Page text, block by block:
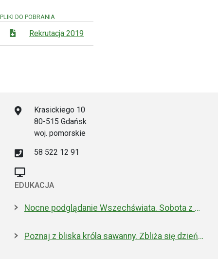
PLIKI DO POBRANIA
Rekrutacja 2019
Krasickiego 10
80-515 Gdańsk
woj. pomorskie
58 522 12 91
EDUKACJA
Nocne podglądanie Wszechświata. Sobota z Perseidami w Hevelianum
Poznaj z bliska króla sawanny. Zbliża się dzień lwa w gdańskim zoo